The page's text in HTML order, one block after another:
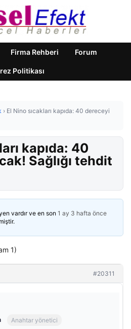
Firma Rehberi Forum
Politikası
› El Nino sıcakları kapıda: 40 dereceyi
kapıda: 40
Sağlığı tehdit
vardır ve en son 1 ay 3 hafta önce
1)
#20311
Anahtar yönetici